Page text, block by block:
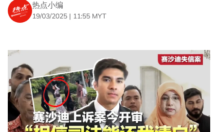
热点小编
19/03/2025 | 11:55 MYT